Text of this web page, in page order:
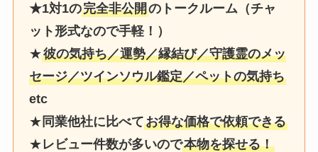
★1対1の完全非公開のトークルーム（チャ
ット形式なので手軽！）
★彼の気持ち／運勢／縁結び／守護霊のメッ
セージ／ツインソウル鑑定／ペットの気持ち
etc
★ 同業他社に比べてお得な価格で依頼できる
★レビュー件数が多いので本物を探せる！